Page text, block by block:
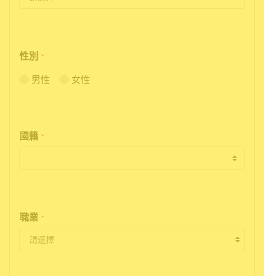
性別 *
男性 女性
國籍 *
職業 *